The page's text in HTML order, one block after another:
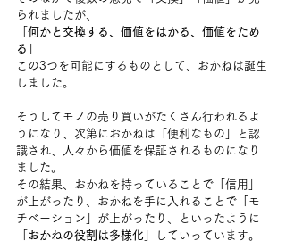
られましたが、
何かと交換する、価値をはかる、価値をため
る
この3つを可能にするものとして、おかねは誕生
しました。
そうしてモノの売り買いがたくさん行われるよ
うになり、次第におかねは「便利なもの」と認
識され、人々から価値を保証されるものになり
ました。
その結果、おかねを持っていることで「信用」
が上がったり、おかねを手に入れることで「モ
チベーション」が上がったり、といったように
おかねの役割は多様化 」していっています。